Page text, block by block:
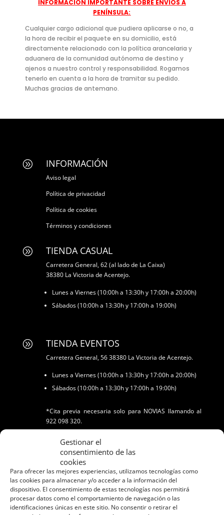
Gestionar el
consentimiento de las
cookies
Para ofrecer las mejores experiencias, utilizamos tecnologías como
las cookies para almacenar y/o acceder a la información del
dispositivo. El consentimiento de estas tecnologías nos permitirá
procesar datos como el comportamiento de navegación o las
identificaciones únicas en este sitio. No consentir o retirar el
INFORMACIÓN IMPORTANTE SOBRE ENVÍOS A
PENÍNSULA:
Cualquier cargo adicional que pudiera aplicarse o no, a
la hora de recibir el paquete en su domicilio, está
directamente relacionado con la política arancelaria y
aduanera de la comunidad autónoma de destino y
ajenos a nuestro control y responsabilidad. Rogamos
tenerlo en cuenta a la hora de tramitar su pedido.
Muchas gracias de antemano.
A INFORMACIÓN
Aviso legal
Política de privacidad
Política de cookies
Términos y condiciones
A TIENDA CASUAL
Carretera General, 62 (al lado de La Caixa)
38380 La Victoria de Acentejo.
Lunes a Viernes (10:00h a 13:30h y 17:00h a 20:00h)
Sábados (10:00h a 13:30h y 17:00h a 19:00h)
A TIENDA EVENTOS
Carretera General, 56 38380 La Victoria de Acentejo.
Lunes a Viernes (10:00h a 13:30h y 17:00h a 20:00h)
Sábados (10:00h a 13:30h y 17:00h a 19:00h)
*Cita previa necesaria solo para NOVIAS llamando al
922 098 320.
CONTACTO
Teléfono: 822610143
Email: anaycotenerifemoda@gmail.com